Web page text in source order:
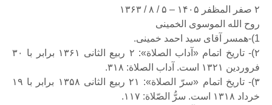
۲ صفر المظفر ۱۴۰۵ – ۵ / ۸ / ۱۳۶۳
روح الله الموسوی الخمینی‌
1)-همسر آقای سید احمد خمینی.
۲)- تاریخ اتمام «آداب الصلاة»: ۲ ربیع الثانی ۱۳۶۱ برابر با ۳۰
فروردین ۱۳۲۱ است. آداب الصلاة: ۳۱۸.
۳)- تاریخ اتمام «سرّ الصلاة»: ۲۱ ربیع الثانی ۱۳۵۸ برابر با ۱۹
خرداد ۱۳۱۸ است. سرُّ الصّلاة: ۱۱۷.